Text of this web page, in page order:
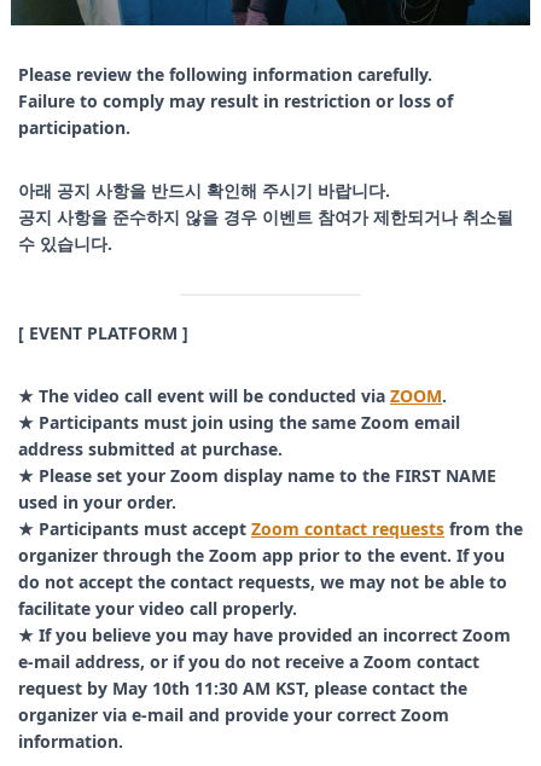
Please review the following information carefully.
Failure to comply may result in restriction or loss of
participation.
아래 공지 사항을 반드시 확인해 주시기 바랍니다.
공지 사항을 준수하지 않을 경우 이벤트 참여가 제한되거나 취소될
수 있습니다.
[ EVENT PLATFORM ]
★ The video call event will be conducted via ZOOM.
★ Participants must join using the same Zoom email
address submitted at purchase.
★ Please set your Zoom display name to the FIRST NAME
used in your order.
★ Participants must accept Zoom contact requests from the
organizer through the Zoom app prior to the event. If you
do not accept the contact requests, we may not be able to
facilitate your video call properly.
★ If you believe you may have provided an incorrect Zoom
e-mail address, or if you do not receive a Zoom contact
request by May 10th 11:30 AM KST, please contact the
organizer via e-mail and provide your correct Zoom
information.